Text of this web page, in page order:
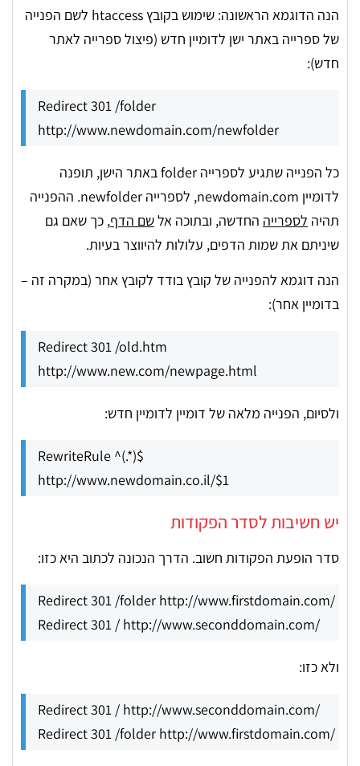
הנה הדוגמא הראשונה: שימוש בקובץ htaccess לשם הפנייה
של ספרייה באתר ישן לדומיין חדש (פיצול ספרייה לאתר
חדש):
Redirect 301 /folder
http://www.newdomain.com/newfolder
כל הפנייה שתגיע לספרייה folder באתר הישן, תופנה
לדומיין newdomain.com, לספרייה newfolder. ההפנייה
תהיה לספרייה החדשה, ובתוכה אלשם הדף, כך שאם גם
שיניתם את שמות הדפים, עלולות להיווצר בעיות.
הנה דוגמא להפנייה של קובץ בודד לקובץ אחר (במקרה זה –
בדומיין אחר):
Redirect 301 /old.htm
http://www.new.com/newpage.html
ולסיום, הפנייה מלאה של דומיין לדומיין חדש:
RewriteRule ^(.*)$
http://www.newdomain.co.il/$1
יש חשיבות לסדר הפקודות
סדר הופעת הפקודות חשוב. הדרך הנכונה לכתוב היא כזו:
Redirect 301 /folder http://www.firstdomain.com/
Redirect 301 / http://www.seconddomain.com/
ולא כזו:
Redirect 301 / http://www.seconddomain.com/
Redirect 301 /folder http://www.firstdomain.com/